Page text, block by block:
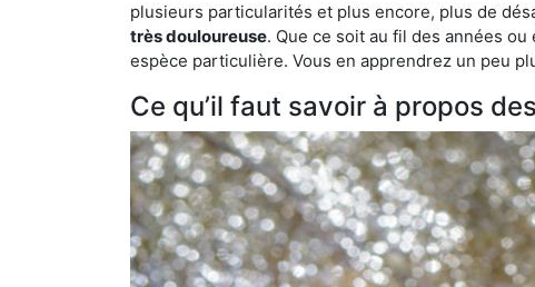
plusieurs particularités et plus encore, plus de
très douloureuse. Que ce soit au fil des années
espèce particulière. Vous en apprendrez un peu
Ce qu’il faut savoir à propos